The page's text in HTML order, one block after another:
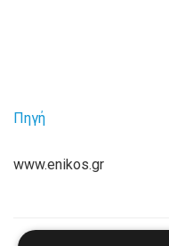
Πηγή
www.enikos.gr